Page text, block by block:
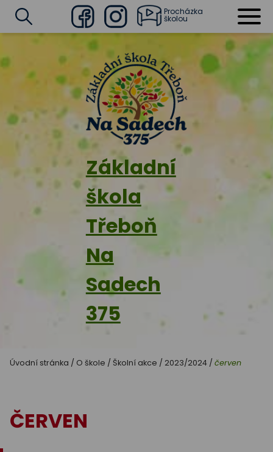
Základní
škola
Třeboň
Na
Sadech
375
FacebookInstagram
Procházka
školou
Úvodní stránka / O škole / Školní akce / 2023/2024 / červen
ČERVEN